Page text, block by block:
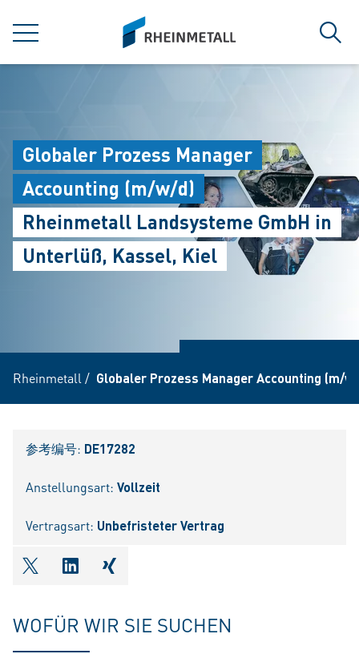
菜单
siteLogo
搜索
Globaler Prozess Manager
Accounting (m/w/d)
Rheinmetall Landsysteme GmbH in
Unterlüß, Kassel, Kiel
Rheinmetall / Globaler Prozess Manager Accounting (m/
参考编号: DE17282
Anstellungsart: Vollzeit
Vertragsart: Unbefristeter Vertrag
shareOntwitter
shareOnlinkedIn
shareOnxing
WOFÜR WIR SIE SUCHEN